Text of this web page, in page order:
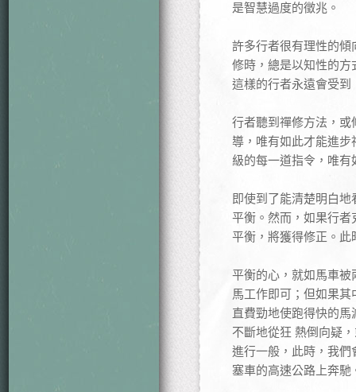
是智慧過度的徵兆。
許多行者很有理性的
修時，總是以知性的
這樣的行者永遠會受
行者聽到禪修方法，
導，唯有如此才能進
級的每一道指令，唯
即使到了能清楚明白
平衡。然而，如果行
平衡，將獲得修正。
平衡的心，就如馬車
馬工作即可；但如果
直費勁地使跑得快的
不斷地從狂 熱倒向疑
進行一般，此時，我
塞車的高速公路上奔馳